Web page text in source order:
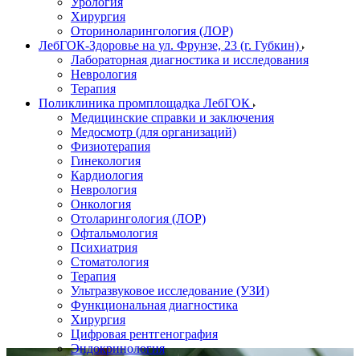
Хирургия
Оториноларингология (ЛОР)
ЛебГОК-Здоровье на ул. Фрунзе, 23 (г. Губкин)
Лабораторная диагностика и исследования
Неврология
Терапия
Поликлиника промплощадка ЛебГОК
Медицинские справки и заключения
Медосмотр (для организаций)
Физиотерапия
Гинекология
Кардиология
Неврология
Онкология
Отоларингология (ЛОР)
Офтальмология
Психиатрия
Стоматология
Терапия
Ультразвуковое исследование (УЗИ)
Функциональная диагностика
Хирургия
Цифровая рентгенография
Эндокринология